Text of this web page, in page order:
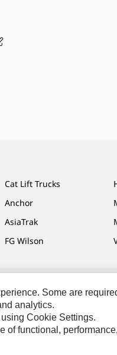
Cat Lift Trucks
Anchor
AsiaTrak
FG Wilson
Preferensi Pemasaran
Hak Dilindungi UU.
Some are
analytics.
Cookie Settings.
of functional,